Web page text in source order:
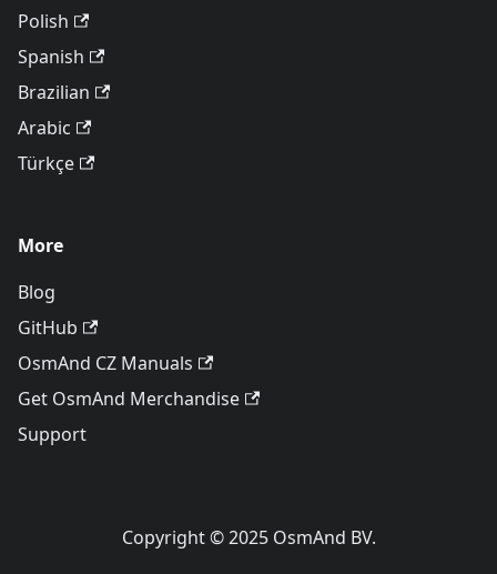
Polish
Spanish
Brazilian
Arabic
Türkçe
More
Blog
GitHub
OsmAnd CZ Manuals
Get OsmAnd Merchandise
Support
Copyright © 2025 OsmAnd BV.